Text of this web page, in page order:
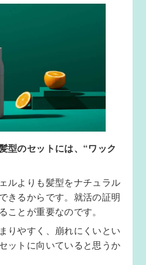
型のセットには、“ワック
ルよりも髪型をナチュラル
きるからです。就活の証明
ことが重要なのです。
りやすく、崩れにくいとい
ットに向いていると思うか